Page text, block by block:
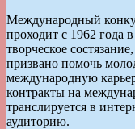
Международный
проходит с 1962 года
творческое
призвано помочь
международную
контракты на
транслируется в
аудиторию.